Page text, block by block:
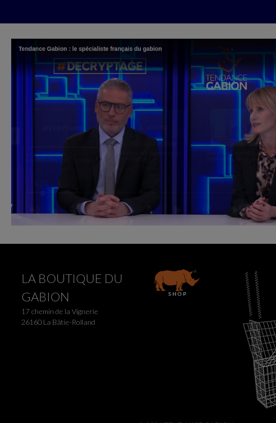
LA BOUTIQUE DU
GABION
17 chemin de la Vignerie
26160 La Bâtie-Rolland